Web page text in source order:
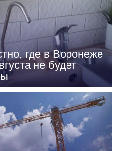
где в Воронеже
не будет